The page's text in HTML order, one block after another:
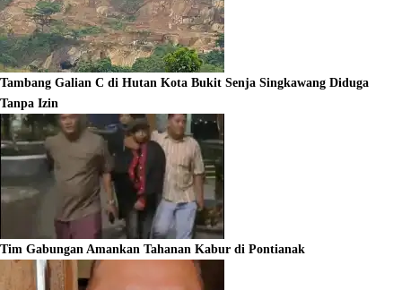
Tambang Galian C di Hutan Kota Bukit Senja Singkawang Diduga
Tanpa Izin
Tim Gabungan Amankan Tahanan Kabur di Pontianak